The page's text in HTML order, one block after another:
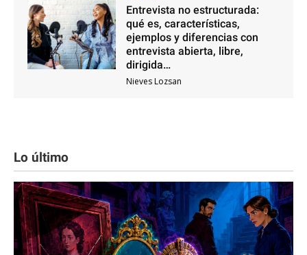
Entrevista no estructurada:
qué es, características,
ejemplos y diferencias con
entrevista abierta, libre,
dirigida…
Nieves Lozsan
Lo último